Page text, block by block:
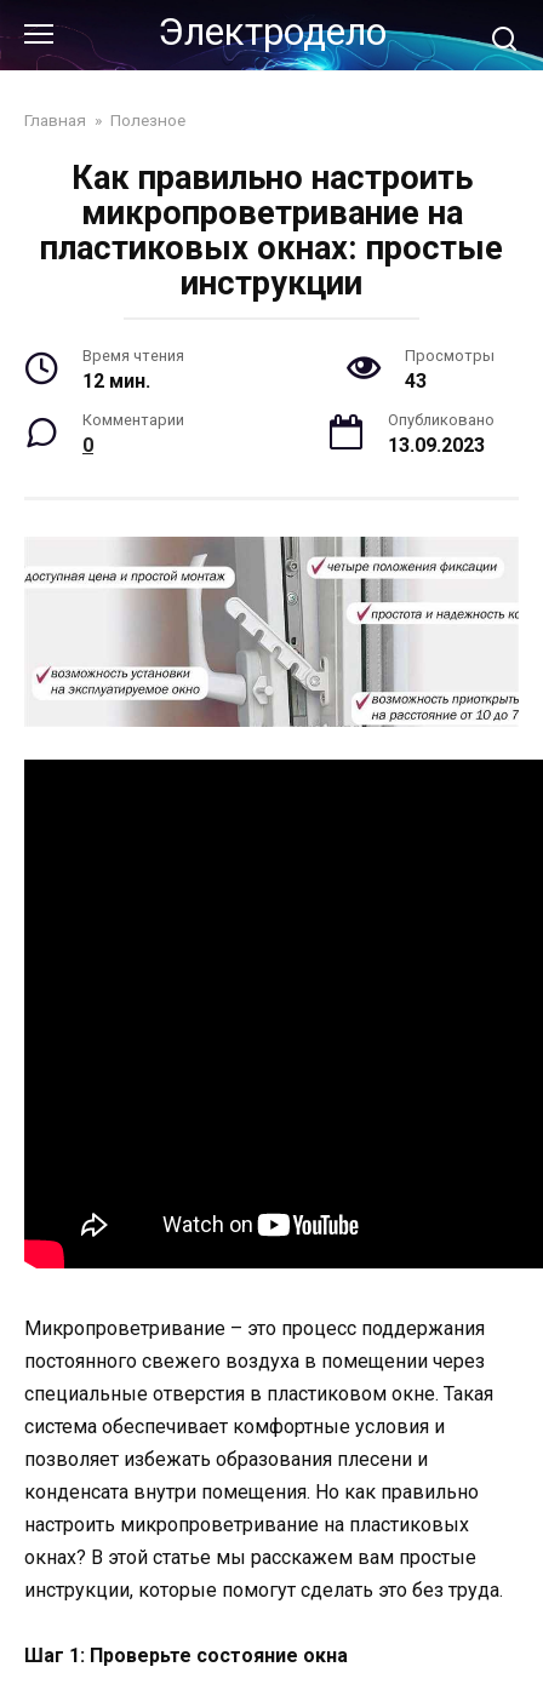
к
контенту
Электродело
Главная » Полезное
Как правильно настроить
микропроветривание на
пластиковых окнах: простые
инструкции
Время чтения
12 мин.
Просмотры
43
Комментарии
0
Опубликовано
13.09.2023
Микропроветривание – это процесс поддержания
постоянного свежего воздуха в помещении через
специальные отверстия в пластиковом окне. Такая
система обеспечивает комфортные условия и
позволяет избежать образования плесени и
конденсата внутри помещения. Но как правильно
настроить микропроветривание на пластиковых
окнах? В этой статье мы расскажем вам простые
инструкции, которые помогут сделать это без труда.
Шаг 1: Проверьте состояние окна